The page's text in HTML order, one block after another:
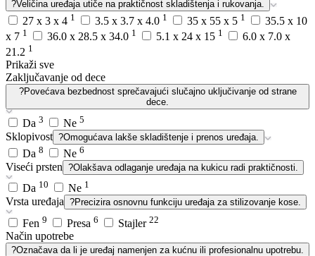
?Veličina uređaja utiče na praktičnost skladištenja i rukovanja.
27 x 3 x 4 1 3.5 x 3.7 x 4.0 1 35 x 55 x 5 1
35.5 x 10
x 7 1 36.0 x 28.5 x 34.0 1 5.1 x 24 x 15 1
6.0 x 7.0 x
21.2 1
Prikaži sve
Zaključavanje od dece
?Povećava bezbednost sprečavajući slučajno uključivanje od strane
dece.
Da 3 Ne 5
Sklopivost ?Omogućava lakše skladištenje i prenos uređaja.
Da 8 Ne 6
Viseći prsten ?Olakšava odlaganje uređaja na kukicu radi praktičnosti.
Da 10 Ne 1
Vrsta uređaja ?Precizira osnovnu funkciju uređaja za stilizovanje kose.
Fen 9 Presa 6 Stajler 22
Način upotrebe
?Označava da li je uređaj namenjen za kućnu ili profesionalnu upotrebu.